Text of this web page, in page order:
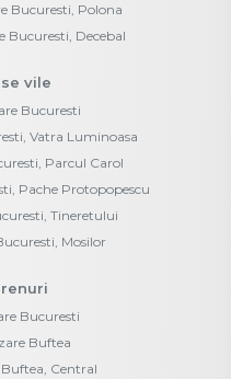
Bucuresti, Polona
Bucuresti, Decebal
vile
Bucuresti
Vatra Luminoasa
Parcul Carol
Pache Protopopescu
Tineretului
Mosilor
Bucuresti
Buftea
Central